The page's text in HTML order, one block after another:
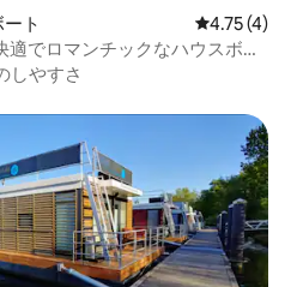
ト レビュー4
4.75 (4)
でロマンチックなハウスボー
しやすさ